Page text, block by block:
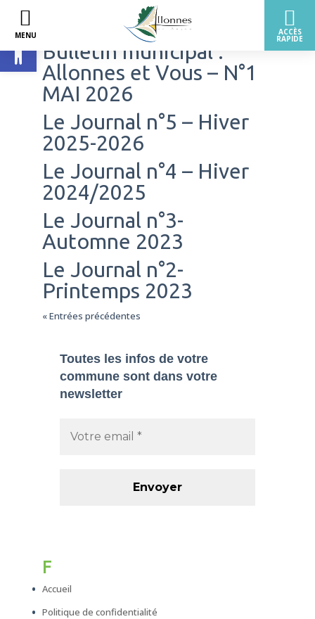
Ouvrir la barre d’outils
Bulletin municipal :
Allonnes et Vous – N°1
MAI 2026
Le Journal n°5 – Hiver
2025-2026
Le Journal n°4 – Hiver
2024/2025
Le Journal n°3-
Automne 2023
Le Journal n°2-
Printemps 2023
« Entrées précédentes
Toutes les infos de votre
commune sont dans votre
newsletter
F
Accueil
Politique de confidentialité